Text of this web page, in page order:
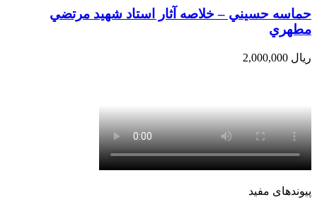
حماسه حسيني – خلاصه آثار استاد شهيد مرتضي
مطهري
ریال
پیوندهای مفید